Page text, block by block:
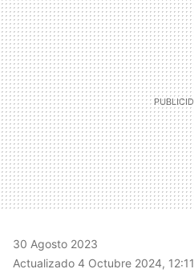
30 Agosto 2023
Actualizado 4 Octubre 2024, 12:11